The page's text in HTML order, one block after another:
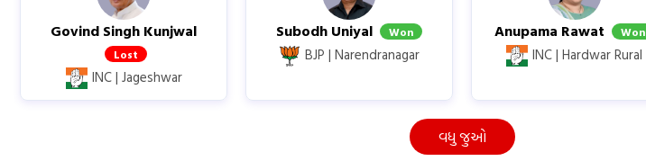
Govind Singh Kunjwal
Lost
INC | Jageshwar
Subodh Uniyal Won
BJP |Narendranagar
Anupama Rawat Won
INC |Hardwar Rural
વધુ જુઓ